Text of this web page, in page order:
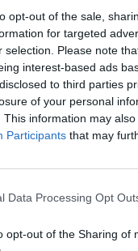
opt-out of the sale,
for targeted
selection. Please note
interest-based ads
to third parties
of your personal
This information may
Participants that may
Data Processing Opt
opt-out of the Sharing of
Σταυρού